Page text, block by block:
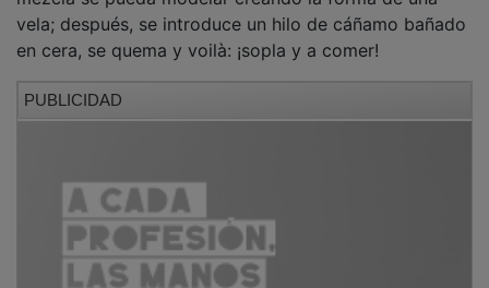
mezcla se pueda modelar creando la forma de una
vela; después, se introduce un hilo de cáñamo bañado
en cera, se quema y voilà: ¡sopla y a comer!